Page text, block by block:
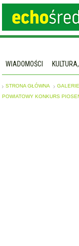
WIADOMOŚCI
STRONA GŁÓWNA GALERIE
POWIATOWY KONKURS